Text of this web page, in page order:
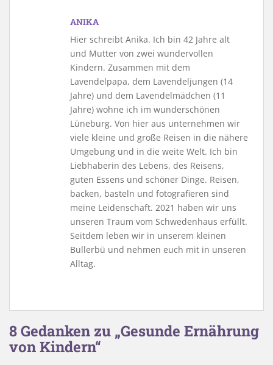
ANIKA
Hier schreibt Anika. Ich bin 42 Jahre alt
und Mutter von zwei wundervollen
Kindern. Zusammen mit dem
Lavendelpapa, dem Lavendeljungen (14
Jahre) und dem Lavendelmädchen (11
Jahre) wohne ich im wunderschönen
Lüneburg. Von hier aus unternehmen wir
viele kleine und große Reisen in die nähere
Umgebung und in die weite Welt. Ich bin
Liebhaberin des Lebens, des Reisens,
guten Essens und schöner Dinge. Reisen,
backen, basteln und fotografieren sind
meine Leidenschaft. 2021 haben wir uns
unseren Traum vom Schwedenhaus erfüllt.
Seitdem leben wir in unserem kleinen
Bullerbü und nehmen euch mit in unseren
Alltag.
8 Gedanken zu „Gesunde Ernährung
von Kindern“